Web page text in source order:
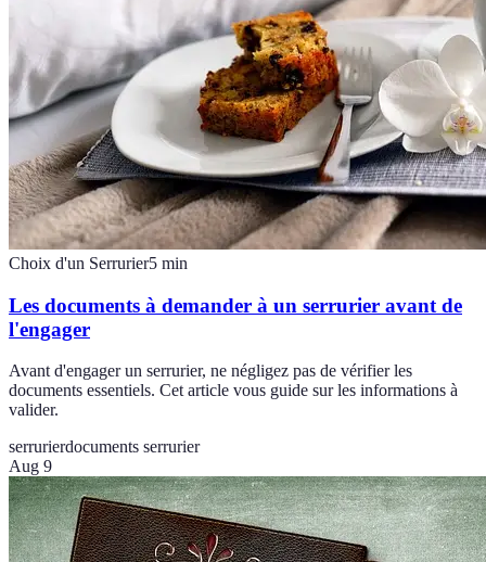
Choix d'un Serrurier5 min
Les documents à demander à un serrurier avant de
l'engager
Avant d'engager un serrurier, ne négligez pas de vérifier les
documents essentiels. Cet article vous guide sur les informations à
valider.
serrurierdocuments serrurier
Aug 9